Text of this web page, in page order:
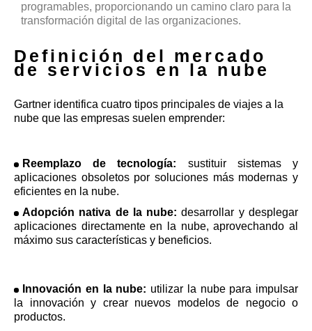
programables, proporcionando un camino claro para la
transformación digital de las organizaciones.
Definición del mercado
de servicios en la nube
Gartner identifica cuatro tipos principales de viajes a la
nube que las empresas suelen emprender:
Reemplazo de tecnología: sustituir sistemas y
aplicaciones obsoletos por soluciones más modernas y
eficientes en la nube.
Adopción nativa de la nube: desarrollar y desplegar
aplicaciones directamente en la nube, aprovechando al
máximo sus características y beneficios.
Innovación en la nube: utilizar la nube para impulsar
la innovación y crear nuevos modelos de negocio o
productos.